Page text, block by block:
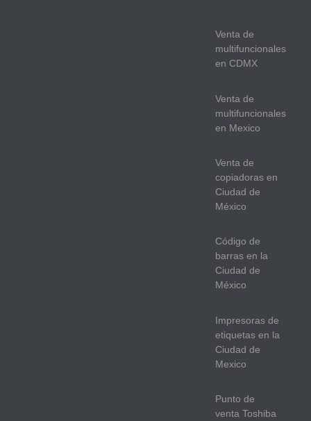
Venta de
multifuncionales
en CDMX
Venta de
multifuncionales
en Mexico
Venta de
copiadoras en
Ciudad de
México
Código de
barras en la
Ciudad de
México
Impresoras de
etiquetas en la
Ciudad de
Mexico
Punto de
venta Toshiba